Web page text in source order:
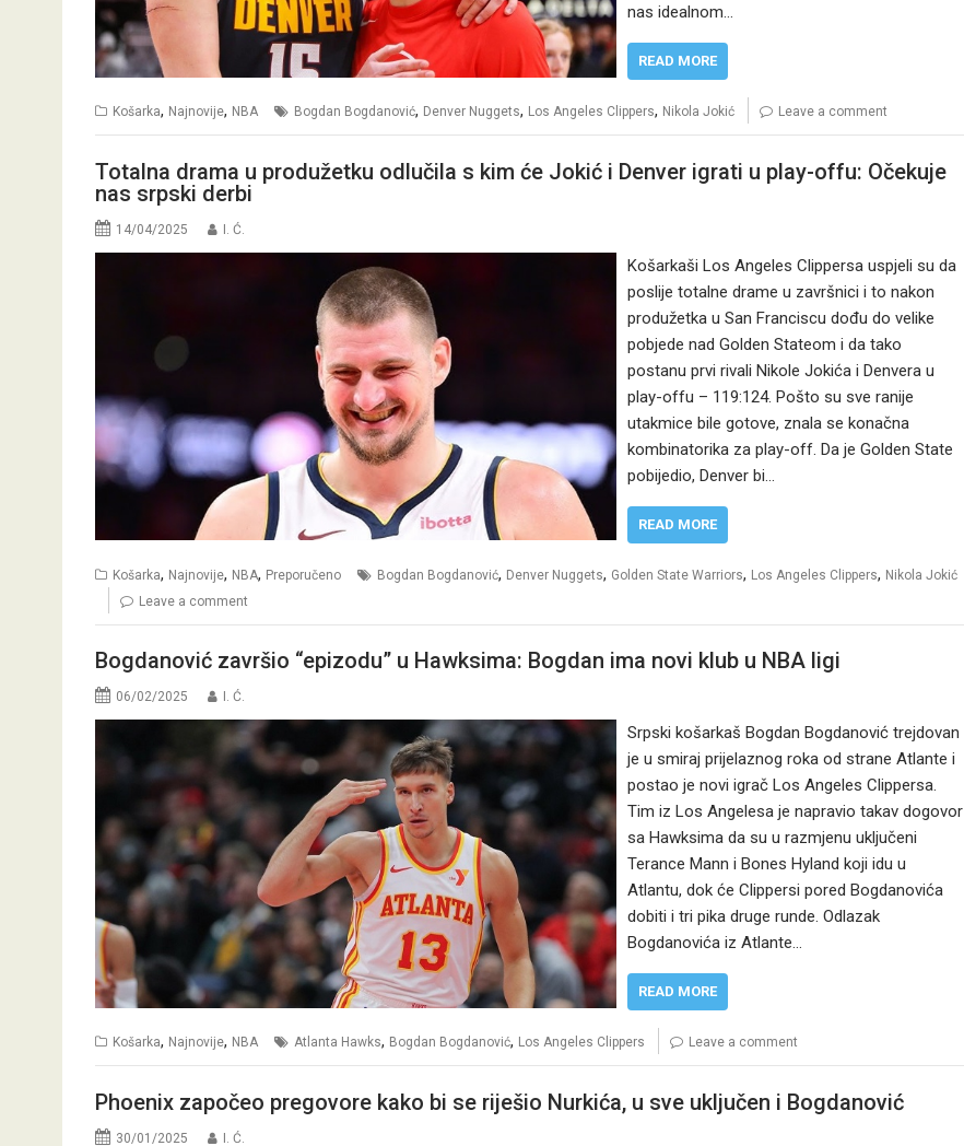
nas idealnom…
READ MORE
Košarka, Najnovije, NBA Bogdan Bogdanović, Denver Nuggets, Los Angeles Clippers, Nikola Jokić Leave a comment
Totalna drama u produžetku odlučila s kim će Jokić i Denver igrati u play-offu: Očekuje
nas srpski derbi
14/04/2025 I. Ć.
Košarkaši Los Angeles Clippersa uspjeli su da
poslije totalne drame u završnici i to nakon
produžetka u San Franciscu dođu do velike
pobjede nad Golden Stateom i da tako
postanu prvi rivali Nikole Jokića i Denvera u
play-offu – 119:124. Pošto su sve ranije
utakmice bile gotove, znala se konačna
kombinatorika za play-off. Da je Golden State
pobijedio, Denver bi…
READ MORE
Košarka, Najnovije, NBA, Preporučeno Bogdan Bogdanović, Denver Nuggets, Golden State Warriors, Los Angeles Clippers, Nikola Jokić
Leave a comment
Bogdanović završio “epizodu” u Hawksima: Bogdan ima novi klub u NBA ligi
06/02/2025 I. Ć.
Srpski košarkaš Bogdan Bogdanović trejdovan
je u smiraj prijelaznog roka od strane Atlante i
postao je novi igrač Los Angeles Clippersa.
Tim iz Los Angelesa je napravio takav dogovor
sa Hawksima da su u razmjenu uključeni
Terance Mann i Bones Hyland koji idu u
Atlantu, dok će Clippersi pored Bogdanovića
dobiti i tri pika druge runde. Odlazak
Bogdanovića iz Atlante…
READ MORE
Košarka, Najnovije, NBA Atlanta Hawks, Bogdan Bogdanović, Los Angeles Clippers Leave a comment
Phoenix započeo pregovore kako bi se riješio Nurkića, u sve uključen i Bogdanović
30/01/2025 I. Ć.